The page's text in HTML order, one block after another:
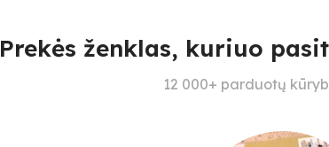
Prekės ženklas, kuriuo
12 000+ parduotų